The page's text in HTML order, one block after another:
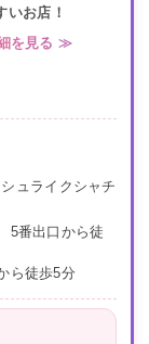
いお店！
を見る ≫
ュライクシャチ
5番出口から徒
ら徒歩5分